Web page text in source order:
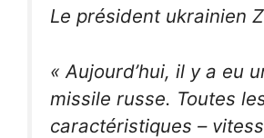
Le président ukrainien
« Aujourd’hui, il y a eu
missile russe. Toutes
caractéristiques –